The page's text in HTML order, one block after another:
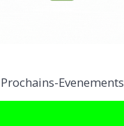
Prochains-Evenements